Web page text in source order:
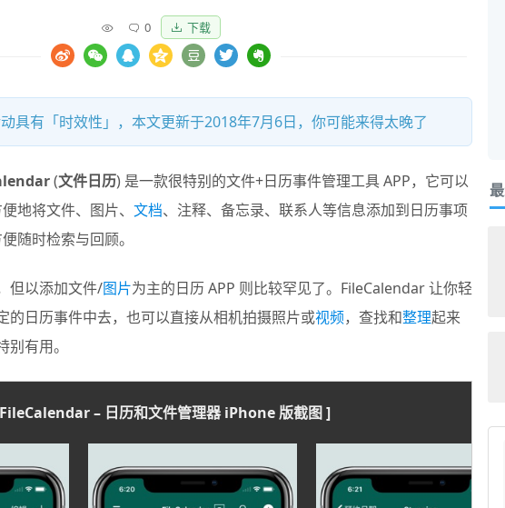
0 下载
具有「时效性」，本文更新于2018年7月6日，你可能来得太晚了
(文件日历) 是一款很特别的文件+日历事件管理工具 APP，它可以
地将文件、图片、 文档、注释、备忘录、联系人等信息添加到日历事项
随时检索与回顾。
但以添加文件/图片为主的日历 APP 则比较罕见了。 FileCalendar让你轻
的日历事件中去，也可以直接从相机拍摄照片或视频，查找和整理起来
别有用。
– 日历和文件管理器 iPhone 版截图 ]